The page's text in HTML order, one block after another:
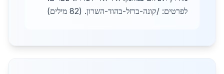
לפרטים: /קונה-ברזל-בהוד-השרון. (82 מילים)